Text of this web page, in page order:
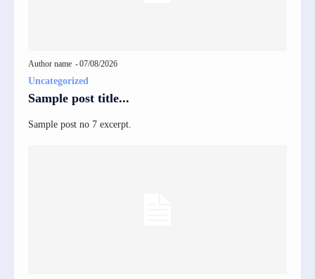
Author name -07/08/2026
Uncategorized
Sample post title...
Sample post no 7 excerpt.